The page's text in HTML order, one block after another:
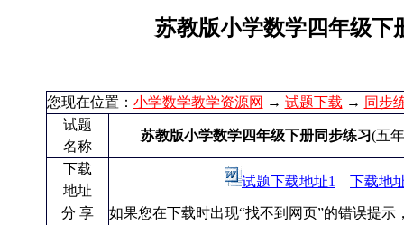
苏教版小学数学四年级下
您现在位置： 小学数学教学资源网 → 试题下载 → 同步
试题
名称
苏教版小学数学四年级下册同步练习(五
下载
地址
试题下载地址1 下载地
分 享
如果您在下载时出现“找不到网页”的错误提示